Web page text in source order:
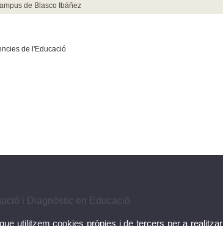
de Blasco Ibáñez
de l'Educació
i Diagnòstic en Educació
utilitzem cookies pròpies i de tercers per a realitzar